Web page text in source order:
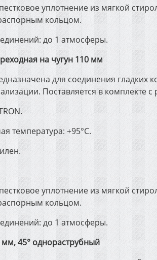
уплотнение из мягкой
кольцом.
до 1 атмосферы.
на чугун 110 мм
для соединения гладких
Поставляется в комплекте
температура: +95°С.
уплотнение из мягкой
кольцом.
до 1 атмосферы.
45° однораструбный